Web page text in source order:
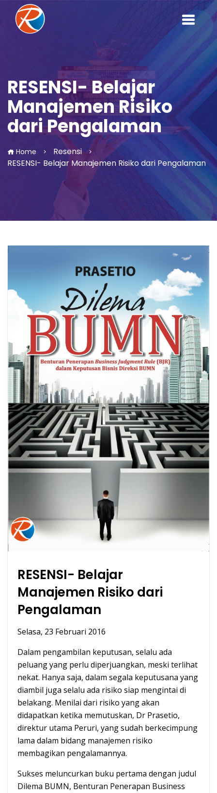
RESENSI- Belajar
Manajemen Risiko
dari Pengalaman
Home > Resensi >
RESENSI- Belajar Manajemen Risiko dari Pengalaman
RESENSI- Belajar
Manajemen Risiko dari
Pengalaman
Selasa, 23 Februari 2016
Dalam pengambilan keputusan, selalu ada
peluang yang perlu diperjuangkan, meski terlihat
nekat. Hanya saja, dalam segala keputusana yang
diambil juga selalu ada risiko siap mengintai di
belakang. Menilai dari risiko yang akan
didapatkan ketika memutuskan, Dr Prasetio,
direktur utama Peruri, yang sudah berkecimpung
lama dalam bidang manajemen risiko
membagikan pengalamannya.
Sukses meluncurkan buku pertama dengan judul
Dilema BUMN, Benturan Penerapan Business